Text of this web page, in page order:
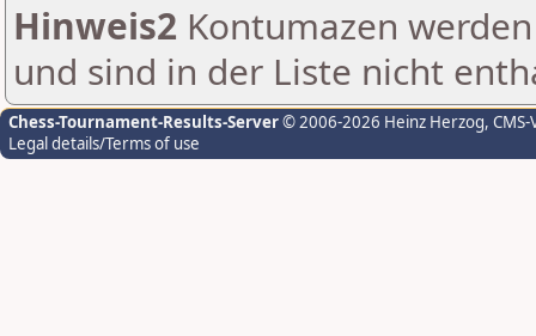
Hinweis2 Kontumazen
und sind in der Liste nicht
Chess-Tournament-Results-Server© 2006-2026 Heinz Herzog,
Legal details/Terms of use